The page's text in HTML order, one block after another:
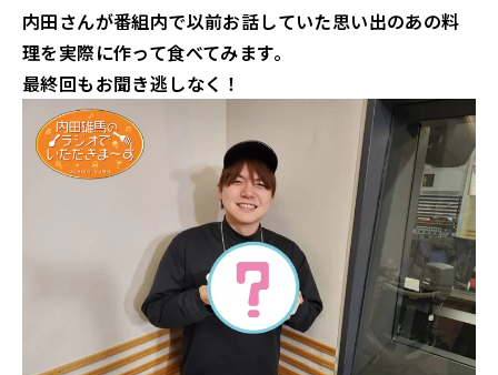
内田さんが番組内で以前お話していた思い出のあの料
理を実際に作って食べてみます。
最終回もお聞き逃しなく！